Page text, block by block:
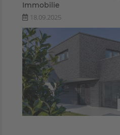
Immobilie
18.09.2025